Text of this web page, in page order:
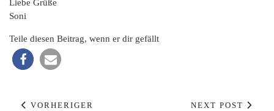
Liebe Grüße
Soni
Teile diesen Beitrag, wenn er dir gefällt
VORHERIGER
NEXT POST